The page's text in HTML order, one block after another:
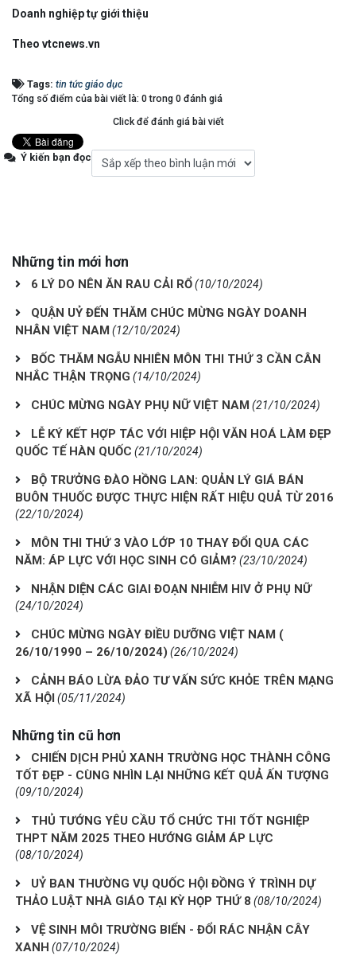
Doanh nghiệp tự giới thiệu
Theo vtcnews.vn
Tags: tin tức giáo dục
Tổng số điểm của bài viết là: 0 trong 0 đánh giá
Click để đánh giá bài viết
Ý kiến bạn đọc
Những tin mới hơn
6 LÝ DO NÊN ĂN RAU CẢI RỔ(10/10/2024)
QUẬN UỶ ĐẾN THĂM CHÚC MỪNG NGÀY DOANH
NHÂN VIỆT NAM (12/10/2024)
BỐC THĂM NGẪU NHIÊN MÔN THI THỨ 3 CẦN CÂN
NHẮC THẬN TRỌNG (14/10/2024)
CHÚC MỪNG NGÀY PHỤ NỮ VIỆT NAM (21/10/2024)
LỄ KÝ KẾT HỢP TÁC VỚI HIỆP HỘI VĂN HOÁ LÀM ĐẸP
QUỐC TẾ HÀN QUỐC (21/10/2024)
BỘ TRƯỞNG ĐÀO HỒNG LAN: QUẢN LÝ GIÁ BÁN
BUÔN THUỐC ĐƯỢC THỰC HIỆN RẤT HIỆU QUẢ TỪ 2016
(22/10/2024)
MÔN THI THỨ 3 VÀO LỚP 10 THAY ĐỔI QUA CÁC
NĂM: ÁP LỰC VỚI HỌC SINH CÓ GIẢM? (23/10/2024)
NHẬN DIỆN CÁC GIAI ĐOẠN NHIỄM HIV Ở PHỤ NỮ
(24/10/2024)
CHÚC MỪNG NGÀY ĐIỀU DƯỠNG VIỆT NAM (
26/10/1990 – 26/10/2024) (26/10/2024)
CẢNH BÁO LỪA ĐẢO TƯ VẤN SỨC KHỎE TRÊN MẠNG
XÃ HỘI (05/11/2024)
Những tin cũ hơn
CHIẾN DỊCH PHỦ XANH TRƯỜNG HỌC THÀNH CÔNG
TỐT ĐẸP - CÙNG NHÌN LẠI NHỮNG KẾT QUẢ ẤN TƯỢNG
(09/10/2024)
THỦ TƯỚNG YÊU CẦU TỔ CHỨC THI TỐT NGHIỆP
THPT NĂM 2025 THEO HƯỚNG GIẢM ÁP LỰC
(08/10/2024)
UỶ BAN THƯỜNG VỤ QUỐC HỘI ĐỒNG Ý TRÌNH DỰ
THẢO LUẬT NHÀ GIÁO TẠI KỲ HỌP THỨ 8 (08/10/2024)
VỆ SINH MÔI TRƯỜNG BIỂN - ĐỔI RÁC NHẬN CÂY
XANH (07/10/2024)